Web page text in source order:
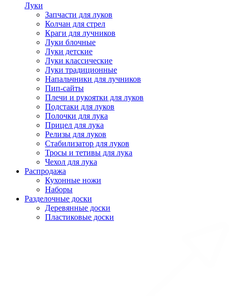
Луки
Запчасти для луков
Колчан для стрел
Краги для лучников
Луки блочные
Луки детские
Луки классические
Луки традиционные
Напальчники для лучников
Пип-сайты
Плечи и рукоятки для луков
Подстаки для луков
Полочки для лука
Прицел для лука
Релизы для луков
Стабилизатор для луков
Тросы и тетивы для лука
Чехол для лука
Распродажа
Кухонные ножи
Наборы
Разделочные доски
Деревянные доски
Пластиковые доски